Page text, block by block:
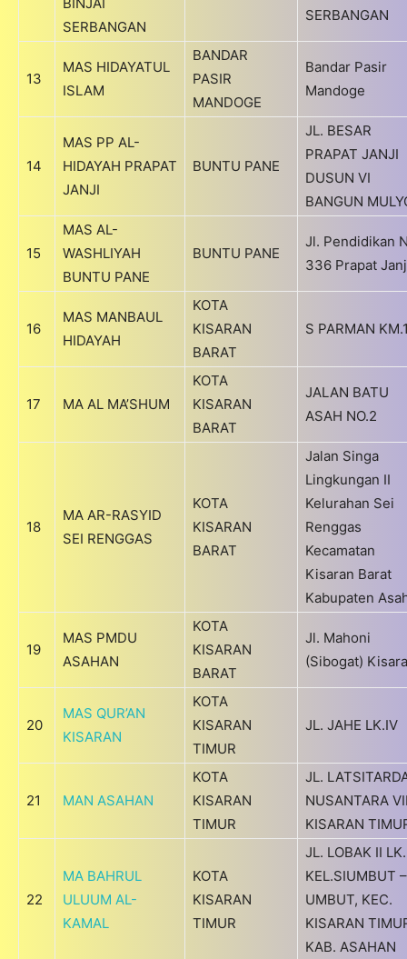
SERBANGAN
SERBANGAN
13
MAS HIDAYATUL
ISLAM
BANDAR
PASIR
MANDOGE
Bandar Pasir
Mandoge
14
MAS PP AL-
HIDAYAH PRAPAT
JANJI
BUNTU PANE
JL. BESAR
PRAPAT JANJI
DUSUN VI
BANGUN
15
MAS AL-
WASHLIYAH
BUNTU PANE
BUNTU PANE
Jl. Pendidikan
336 Prapat
16
MAS MANBAUL
HIDAYAH
KOTA
KISARAN
BARAT
S PARMAN
17 MA AL MA’SHUM
KOTA
KISARAN
BARAT
JALAN BATU
ASAH NO.2
18
MA AR-RASYID
SEI RENGGAS
KOTA
KISARAN
BARAT
Jalan Singa
Lingkungan II
Kelurahan Sei
Renggas
Kecamatan
Kisaran Barat
Kabupaten
19
MAS PMDU
ASAHAN
KOTA
KISARAN
BARAT
Jl. Mahoni
(Sibogat)
20
MAS QUR’AN
KISARAN
KOTA
KISARAN
TIMUR
JL. JAHE LK.IV
21 MAN ASAHAN
KOTA
KISARAN
TIMUR
JL.
NUSANTARA
KISARAN
22
MA BAHRUL
ULUUM AL-
KAMAL
KOTA
KISARAN
TIMUR
JL. LOBAK II
KEL.SIUMBUT –
UMBUT, KEC.
KISARAN
KAB. ASAHAN